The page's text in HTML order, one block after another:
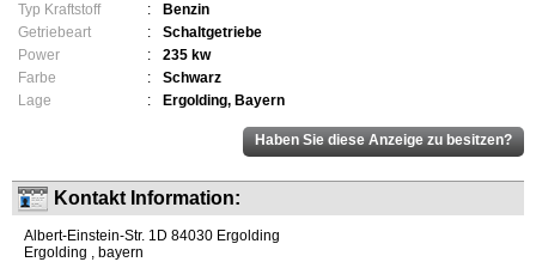
Typ Kraftstoff
:
Benzin
Getriebeart
:
Schaltgetriebe
Power
:
235 kw
Farbe
:
Schwarz
Lage
: Ergolding, Bayern
Kontakt Information:
Albert-Einstein-Str. 1D 84030 Ergolding
Ergolding , bayern